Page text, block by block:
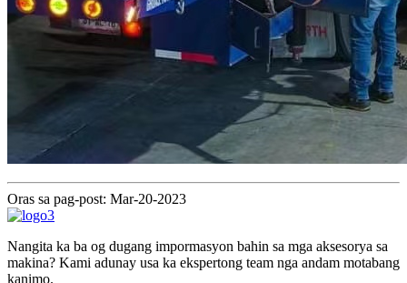
Oras sa pag-post: Mar-20-2023
Nangita ka ba og dugang impormasyon bahin sa mga aksesorya sa
makina? Kami adunay usa ka ekspertong team nga andam motabang
kanimo.